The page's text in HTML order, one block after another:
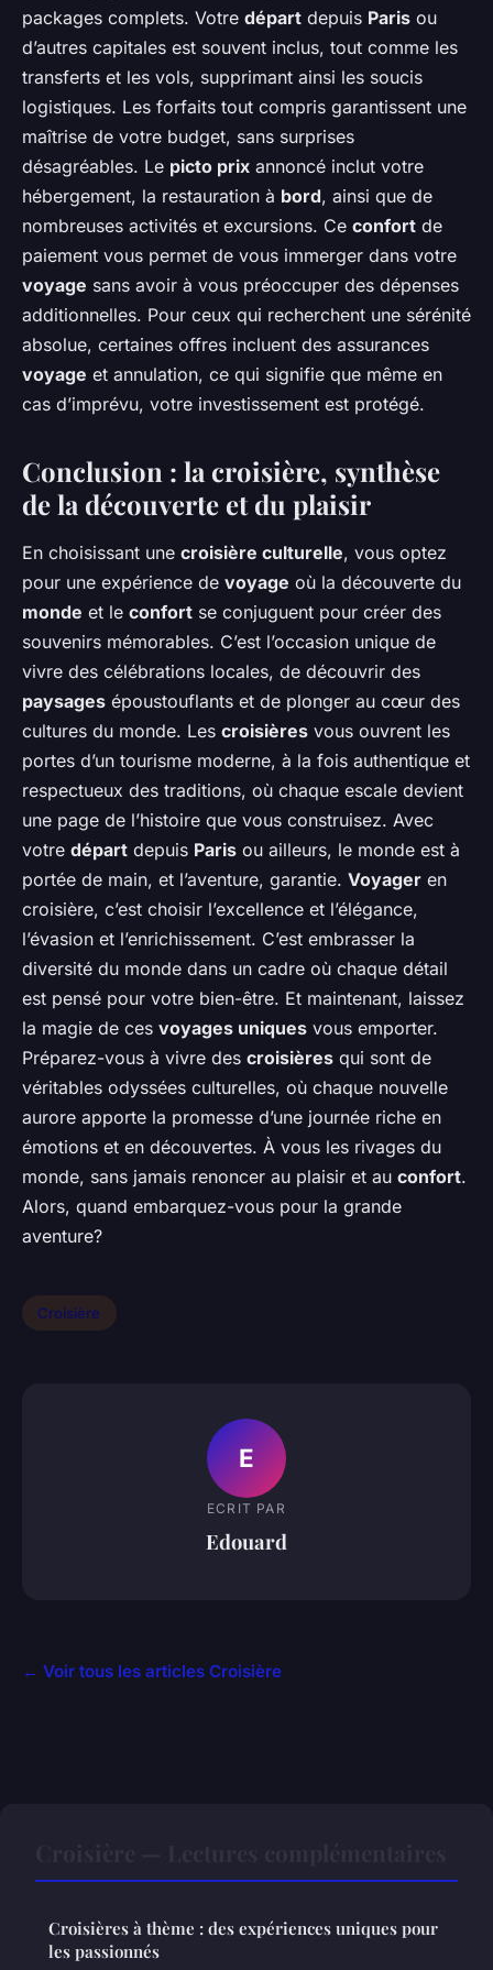
packages complets. Votre départ depuis Paris ou
d’autres capitales est souvent inclus, tout comme les
transferts et les vols, supprimant ainsi les soucis
logistiques. Les forfaits tout compris garantissent une
maîtrise de votre budget, sans surprises
désagréables. Le picto prix annoncé inclut votre
hébergement, la restauration à bord, ainsi que de
nombreuses activités et excursions. Ce confort de
paiement vous permet de vous immerger dans votre
voyage sans avoir à vous préoccuper des dépenses
additionnelles. Pour ceux qui recherchent une sérénité
absolue, certaines offres incluent des assurances
voyage et annulation, ce qui signifie que même en
cas d’imprévu, votre investissement est protégé.
Conclusion : la croisière, synthèse
de la découverte et du plaisir
En choisissant une croisière culturelle, vous optez
pour une expérience de voyage où la découverte du
monde et le confort se conjuguent pour créer des
souvenirs mémorables. C’est l’occasion unique de
vivre des célébrations locales, de découvrir des
paysages époustouflants et de plonger au cœur des
cultures du monde. Les croisières vous ouvrent les
portes d’un tourisme moderne, à la fois authentique et
respectueux des traditions, où chaque escale devient
une page de l’histoire que vous construisez. Avec
votre départ depuis Paris ou ailleurs, le monde est à
portée de main, et l’aventure, garantie. Voyager en
croisière, c’est choisir l’excellence et l’élégance,
l’évasion et l’enrichissement. C’est embrasser la
diversité du monde dans un cadre où chaque détail
est pensé pour votre bien-être. Et maintenant, laissez
la magie de ces voyages uniques vous emporter.
Préparez-vous à vivre des croisières qui sont de
véritables odyssées culturelles, où chaque nouvelle
aurore apporte la promesse d’une journée riche en
émotions et en découvertes. À vous les rivages du
monde, sans jamais renoncer au plaisir et au confort.
Alors, quand embarquez-vous pour la grande
aventure?
Croisière
E
ECRIT PAR
Edouard
← Voir tous les articles Croisière
Croisières à thème : des expériences uniques pour
les passionnés